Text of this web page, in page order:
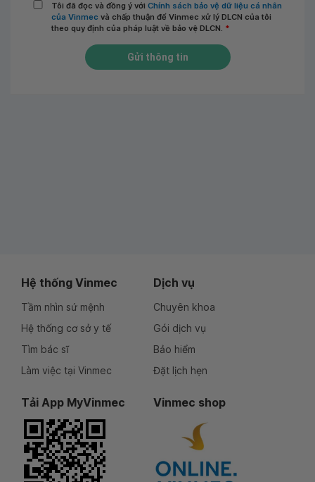
Tôi đã đọc và đồng ý với Chính sách bảo vệ dữ liệu cá nhân
của Vinmec và chấp thuận để Vinmec xử lý DLCN của tôi
theo quy định của pháp luật về bảo vệ DLCN. *
Gửi thông tin
Hệ thống Vinmec
Tầm nhìn sứ mệnh
Hệ thống cơ sở y tế
Tìm bác sĩ
Làm việc tại Vinmec
Dịch vụ
Chuyên khoa
Gói dịch vụ
Bảo hiểm
Đặt lịch hẹn
Tải App MyVinmec Vinmec shop